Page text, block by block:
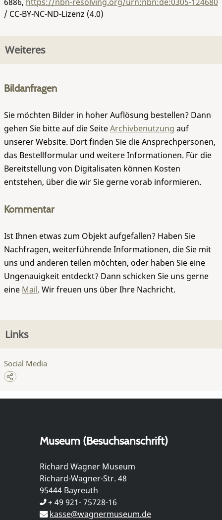
/ CC-BY-NC-ND-Lizenz (4.0)
Weiteres
Bildanfragen
Sie möchten Bilder in hoher Auflösung bestellen? Dann
gehen Sie bitte auf die SeiteArchivbenutzung auf
unserer Website. Dort finden Sie die Ansprechpersonen,
das Bestellformular und weitere Informationen. Für die
Bereitstellung von Digitalisaten können Kosten
entstehen, über die wir Sie gerne vorab informieren.
Kommentar
Ist Ihnen etwas zum Objekt aufgefallen? Haben Sie
Nachfragen, weiterführende Informationen, die Sie mit
uns und anderen teilen möchten, oder haben Sie eine
Ungenauigkeit entdeckt? Dann schicken Sie uns gerne
eine Mail. Wir freuen uns über Ihre Nachricht.
Links
Social Media
Museum (Besuchsanschrift)
Richard Wagner Museum
Richard-Wagner-Str. 48
95444 Bayreuth
+ 49 921- 75728-16
kasse@wagnermuseum.de